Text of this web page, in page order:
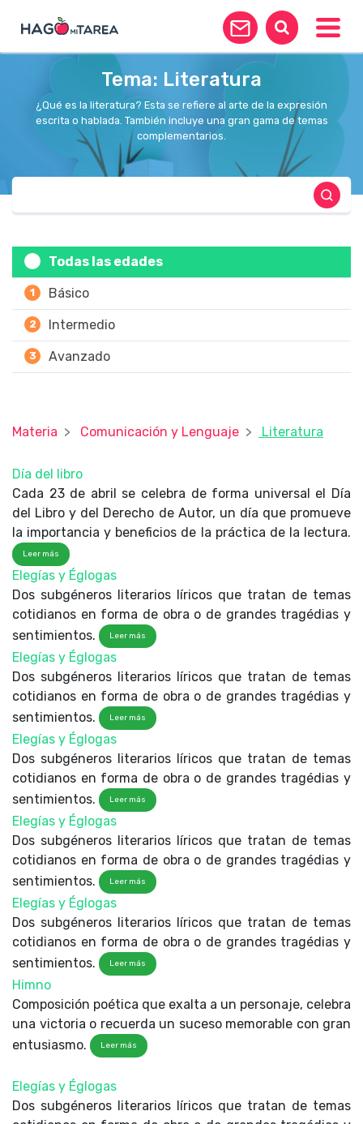
Tema: Literatura
¿Qué es la literatura? Esta se refiere al arte de la expresión
escrita o hablada. También incluye una gran gama de temas
complementarios.
Todas las edades
1 Básico
2 Intermedio
3 Avanzado
Materia Comunicación y Lenguaje Literatura
Día del libro
Cada 23 de abril se celebra de forma universal el Día
del Libro y del Derecho de Autor, un día que promueve
la importancia y beneficios de la práctica de la lectura.
Leer más
Elegías y Églogas
Dos subgéneros literarios líricos que tratan de temas
cotidianos en forma de obra o de grandes tragédias y
sentimientos.
Leer más
Elegías y Églogas
Dos subgéneros literarios líricos que tratan de temas
cotidianos en forma de obra o de grandes tragédias y
sentimientos.
Leer más
Elegías y Églogas
Dos subgéneros literarios líricos que tratan de temas
cotidianos en forma de obra o de grandes tragédias y
sentimientos.
Leer más
Elegías y Églogas
Dos subgéneros literarios líricos que tratan de temas
cotidianos en forma de obra o de grandes tragédias y
sentimientos.
Leer más
Elegías y Églogas
Dos subgéneros literarios líricos que tratan de temas
cotidianos en forma de obra o de grandes tragédias y
sentimientos.
Leer más
Himno
Composición poética que exalta a un personaje, celebra
una victoria o recuerda un suceso memorable con gran
entusiasmo.
Leer más
Elegías y Églogas
Dos subgéneros literarios líricos que tratan de temas